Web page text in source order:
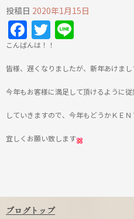
投稿日 2020年1月15日
Facebook
Twitter
こんばんは！！
皆様、遅くなりましたが、新年あけまし
今年もお客様に満足して頂けるように
していきますので、今年もどうかＫＥ
宜しくお願い致します
ブログトップ